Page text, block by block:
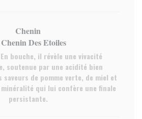
Chenin
Des Etoiles
bouche, il révèle une vivacité
soutenue par une acidité bien
saveurs de pomme verte, de miel et
qui lui confère une finale
persistante.